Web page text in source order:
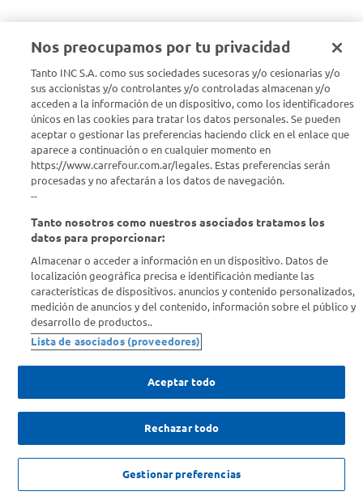
Nos preocupamos por tu privacidad
Tanto INC S.A. como sus sociedades sucesoras y/o cesionarias y/o
sus accionistas y/o controlantes y/o controladas almacenan y/o
acceden a la información de un dispositivo, como los identificadores
únicos en las cookies para tratar los datos personales. Se pueden
aceptar o gestionar las preferencias haciendo click en el enlace que
aparece a continuación o en cualquier momento en
https://www.carrefour.com.ar/legales. Estas preferencias serán
procesadas y no afectarán a los datos de navegación.
--
Tanto nosotros como nuestros asociados tratamos los
datos para proporcionar:
Almacenar o acceder a información en un dispositivo. Datos de
localización geográfica precisa e identificación mediante las
características de dispositivos. anuncios y contenido personalizados,
medición de anuncios y del contenido, información sobre el público y
desarrollo de productos..
Lista de asociados (proveedores)
Aceptar todo
Rechazar todo
Gestionar preferencias